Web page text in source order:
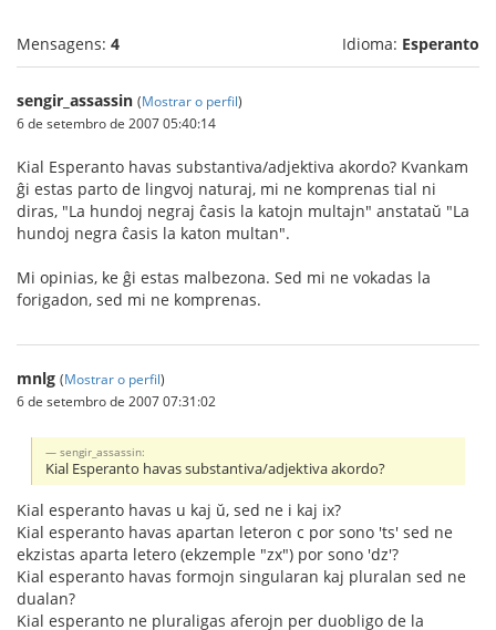
Mensagens: 4 Idioma: Esperanto
sengir_assassin (Mostrar o perfil)
6 de setembro de 2007 05:40:14
Kial Esperanto havas substantiva/adjektiva akordo? Kvankam
ĝi estas parto de lingvoj naturaj, mi ne komprenas tial ni
diras, "La hundoj negraj ĉasis la katojn multajn" anstataŭ "La
hundoj negra ĉasis la katon multan".
Mi opinias, ke ĝi estas malbezona. Sed mi ne vokadas la
forigadon, sed mi ne komprenas.
mnlg (Mostrar o perfil)
6 de setembro de 2007 07:31:02
sengir_assassin:
Kial Esperanto havas substantiva/adjektiva akordo?
Kial esperanto havas u kaj ŭ, sed ne i kaj ix?
Kial esperanto havas apartan leteron c por sono 'ts' sed ne
ekzistas aparta letero (ekzemple "zx") por sono 'dz'?
Kial esperanto havas formojn singularan kaj pluralan sed ne
dualan?
Kial esperanto ne pluraligas aferojn per duobligo de la